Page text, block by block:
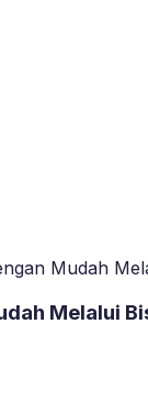
Mudah
Melalui